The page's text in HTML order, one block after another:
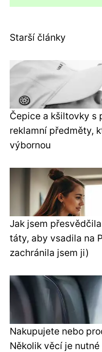
Starší články
Čepice a kšiltovky s
reklamní předměty,
výbornou
Jak jsem
táty, aby vsadila na
zachránila jsem ji)
Nakupujete nebo
Několik věcí je